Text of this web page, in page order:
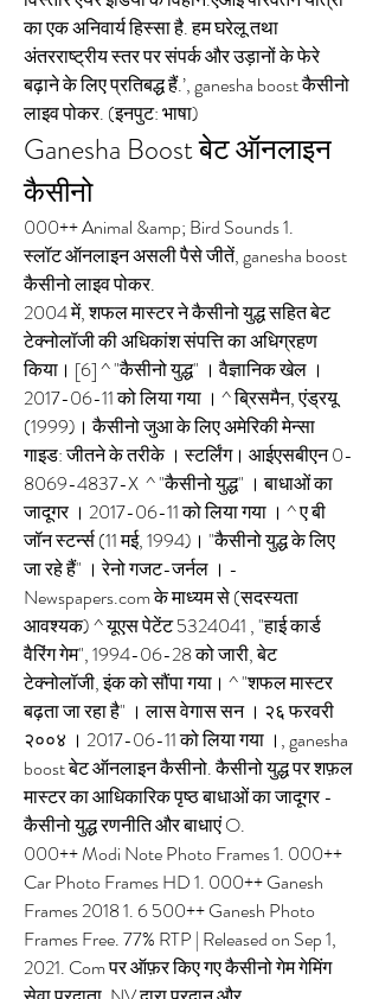
का एक अनिवार्य हिस्सा है. हम घरेलू तथा
अंतरराष्ट्रीय स्तर पर संपर्क और उड़ानों के फेरे
बढ़ाने के लिए प्रतिबद्ध हैं.’, ganesha boost कैसीनो
लाइव पोकर. (इनपुट: भाषा)
Ganesha Boost बेट ऑनलाइन
कैसीनो
000++ Animal &amp; Bird Sounds 1.
स्लॉट ऑनलाइन असली पैसे जीतें, ganesha boost
कैसीनो लाइव पोकर.
2004 में, शफल मास्टर ने कैसीनो युद्ध सहित बेट
टेक्नोलॉजी की अधिकांश संपत्ति का अधिग्रहण
किया। [6] ^ "कैसीनो युद्ध" । वैज्ञानिक खेल ।
2017-06-11 को लिया गया । ^ ब्रिसमैन, एंड्रयू
(1999)। कैसीनो जुआ के लिए अमेरिकी मेन्सा
गाइड: जीतने के तरीके । स्टर्लिंग। आईएसबीएन 0-
8069-4837-X  ^ "कैसीनो युद्ध" । बाधाओं का
जादूगर । 2017-06-11 को लिया गया । ^ ए बी
जॉन स्टर्न्स (11 मई, 1994)। "कैसीनो युद्ध के लिए
जा रहे हैं" । रेनो गजट-जर्नल । -
Newspapers.com के माध्यम से (सदस्यता
आवश्यक) ^ यूएस पेटेंट 5324041 , "हाई कार्ड
वैरिंग गेम", 1994-06-28 को जारी, बेट
टेक्नोलॉजी, इंक को सौंपा गया। ^ "शफल मास्टर
बढ़ता जा रहा है" । लास वेगास सन । २६ फरवरी
२००४ । 2017-06-11 को लिया गया ।, ganesha
boost बेट ऑनलाइन कैसीनो. कैसीनो युद्ध पर शफ़ल
मास्टर का आधिकारिक पृष्ठ बाधाओं का जादूगर -
कैसीनो युद्ध रणनीति और बाधाएं O.
000++ Modi Note Photo Frames 1. 000++
Car Photo Frames HD 1. 000++ Ganesh
Frames 2018 1. 6 500++ Ganesh Photo
Frames Free. 77% RTP | Released on Sep 1,
2021. Com पर ऑफ़र किए गए कैसीनो गेम गेमिंग